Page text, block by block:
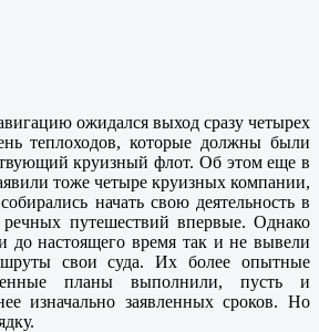
ожидался выход сразу четырех
теплоходов, которые должны были
круизный флот. Об этом еще в
тоже четыре круизных компании,
начать свою деятельность в
речных путешествий впервые. Однако
до настоящего время так и не вывели
свои суда. Их более опытные
планы выполнили, пусть и
изначально заявленных сроков. Но